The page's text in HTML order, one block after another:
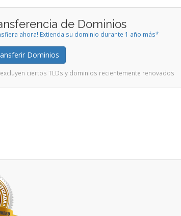
de Dominios
ahora! Extienda su dominio durante 1 año más*
Dominios
ciertos TLDs y dominios recientemente renovados